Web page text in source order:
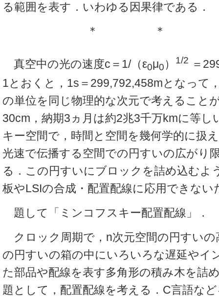
る範囲を表す．いわゆる因果律である．
＊ ＊
真空中の光の速度c＝1/（ε0μ0） 1/2 ＝
1とおくと，1s＝299,792,458mとなって
の単位を同じ物理的な次元で考えること
30cm，納期3ヵ月は約2兆3千万kmに等
キー空間で，時間と空間を幾何学的に扱
光速で伝播する空間での円すいの広がり
る．この円すいにブロックを詰め込むよ
板やLSIの合成・配置配線に応用できない
題して「ミンコフスキー配置配線」．
クロック周期で，n次元空間の円すいの
の円すいの箱の中にいろいろな遅延やイ
た部品や配線を表す多角形の積み木を詰
題として，配置配線を考える．C言語な